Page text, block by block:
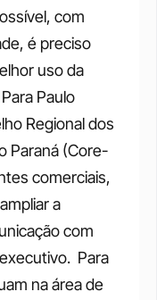
com
é preciso
uso da
Paulo
Regional dos
Paraná (Core-
comerciais,
a
com
Para
na área de